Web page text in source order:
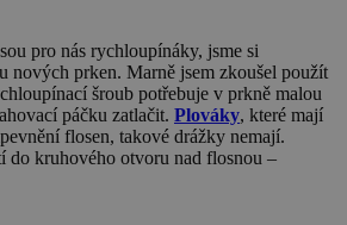
pro nás rychloupínáky, jsme si
nových prken. Marně jsem zkoušel použít
šroub potřebuje v prkně malou
páčku zatlačit. Plováky, které mají
flosen, takové drážky nemají.
do kruhového otvoru nad flosnou –